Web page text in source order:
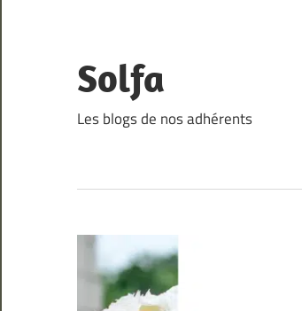
content
Solfa
Les blogs de nos adhérents